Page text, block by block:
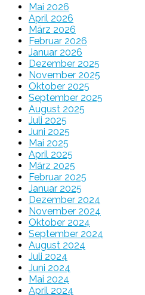
Mai 2026
April 2026
März 2026
Februar 2026
Januar 2026
Dezember 2025
November 2025
Oktober 2025
September 2025
August 2025
Juli 2025
Juni 2025
Mai 2025
April 2025
März 2025
Februar 2025
Januar 2025
Dezember 2024
November 2024
Oktober 2024
September 2024
August 2024
Juli 2024
Juni 2024
Mai 2024
April 2024